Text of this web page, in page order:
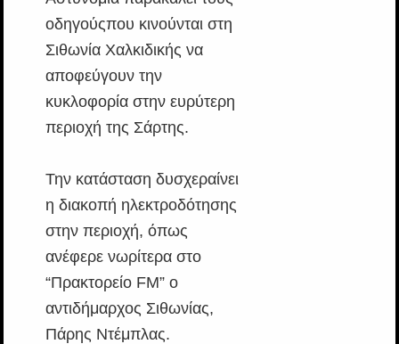
οδηγούςπου κινούνται στη
Σιθωνία Χαλκιδικής να
αποφεύγουν την
κυκλοφορία στην ευρύτερη
περιοχή της Σάρτης.
Την κατάσταση δυσχεραίνει
η διακοπή ηλεκτροδότησης
στην περιοχή, όπως
ανέφερε νωρίτερα στο
“Πρακτορείο FM” ο
αντιδήμαρχος Σιθωνίας,
Πάρης Ντέμπλας.